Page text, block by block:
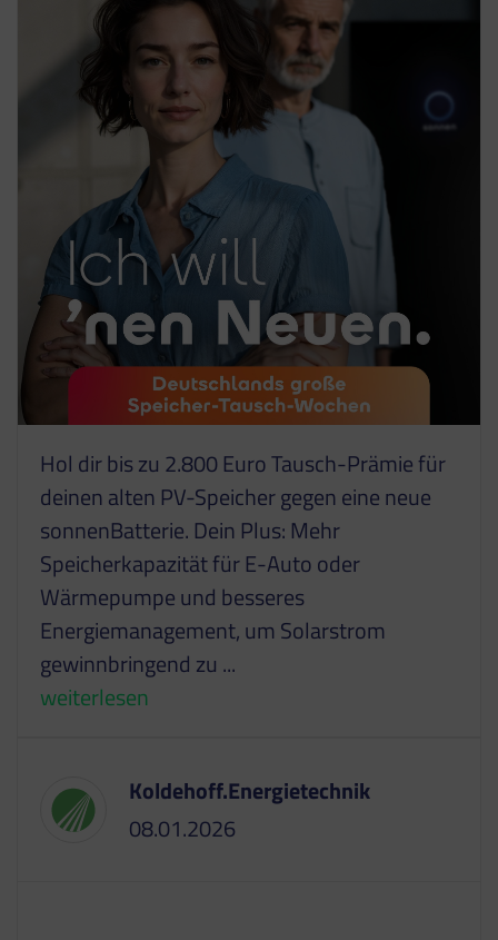
Hol dir bis zu 2.800 Euro Tausch-Prämie für
deinen alten PV-Speicher gegen eine neue
sonnenBatterie. Dein Plus: Mehr
Speicherkapazität für E-Auto oder
Wärmepumpe und besseres
Energiemanagement, um Solarstrom
gewinnbringend zu ...
weiterlesen
Koldehoff.Energietechnik
08.01.2026